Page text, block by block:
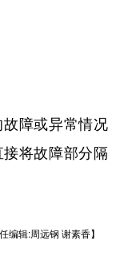
障或异常情况
将故障部分隔
任编辑:周远钢 谢素香】